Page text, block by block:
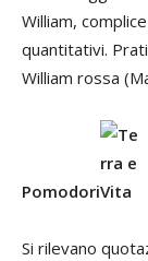
William,
quantitativi.
William rossa
Pomodori
Si rilevano